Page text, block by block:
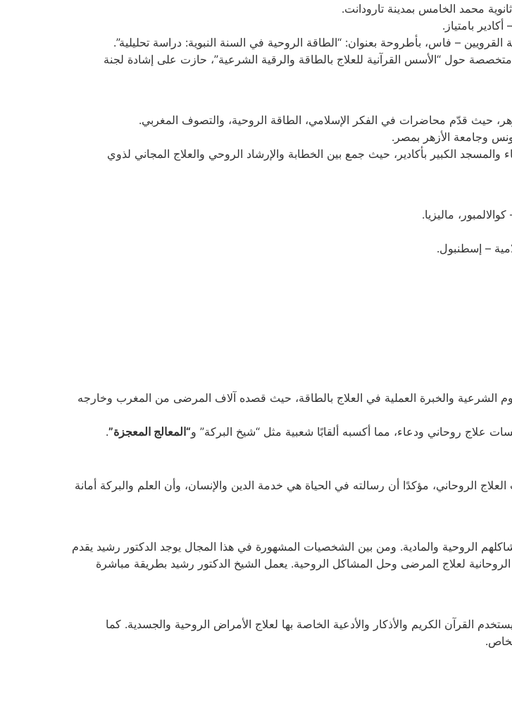
محمد الخامس بمدينة تارودانت.
متخصصة حول “الأسس القرآنية للعلاج بالطاقة والرقية الشرعية”، حازت على إشادة لجنة
الكبير بأكادير، حيث جمع بين الخطابة والإرشاد الروحي والعلاج المجاني لذوي
ماليزيا.
– إسطنبول.
الشرعية والخبرة العملية في العلاج بالطاقة، حيث قصده آلاف المرضى من المغرب وخارجه
علاج روحاني ودعاء، مما أكسبه ألقابًا شعبية مثل “شيخ البركة” و“المعالج المعجزة”.
الروحاني، مؤكدًا أن رسالته في الحياة هي خدمة الدين والإنسان، وأن العلم والبركة أمانة
الروحية والمادية. ومن بين الشخصيات المشهورة في هذا المجال يوجد الدكتور رشيد يقدم
الروحانية لعلاج المرضى وحل المشاكل الروحية. يعمل الشيخ الدكتور رشيد بطريقة مباشرة
القرآن الكريم والأذكار والأدعية الخاصة بها لعلاج الأمراض الروحية والجسدية. كما